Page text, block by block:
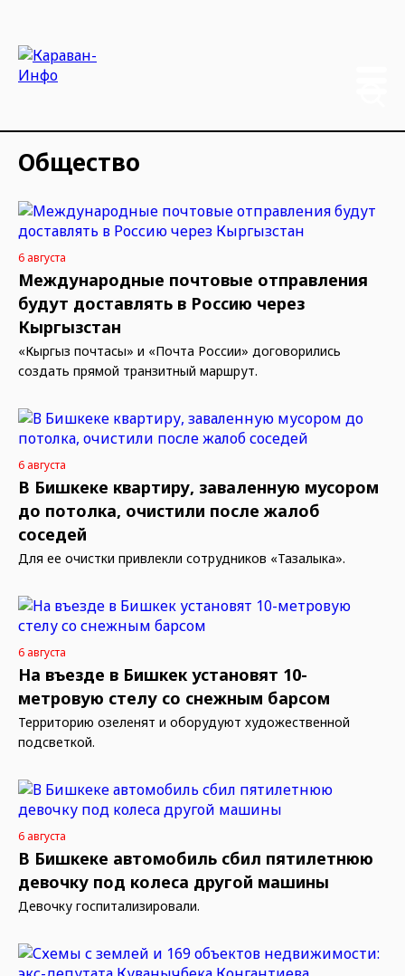
Общество
6 августа
Международные почтовые отправления
будут доставлять в Россию через
Кыргызстан
«Кыргыз почтасы» и «Почта России» договорились
создать прямой транзитный маршрут.
6 августа
В Бишкеке квартиру, заваленную мусором
до потолка, очистили после жалоб
соседей
Для ее очистки привлекли сотрудников «Тазалыка».
6 августа
На въезде в Бишкек установят 10-
метровую стелу со снежным барсом
Территорию озеленят и оборудуют художественной
подсветкой.
6 августа
В Бишкеке автомобиль сбил пятилетнюю
девочку под колеса другой машины
Девочку госпитализировали.